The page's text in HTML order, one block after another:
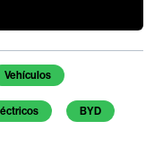
Vehículos
BYD